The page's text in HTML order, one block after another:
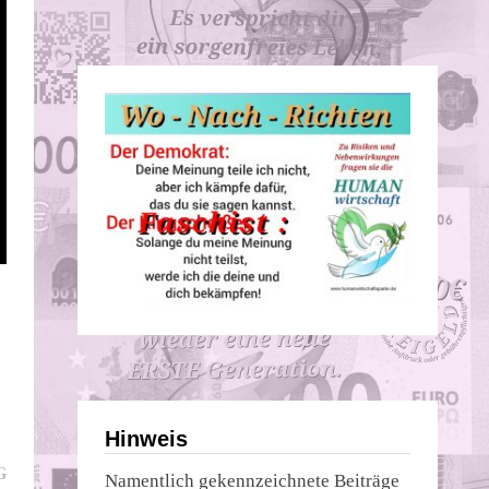
Nächster
Hinweis
Namentlich gekennzeichnete Beiträge